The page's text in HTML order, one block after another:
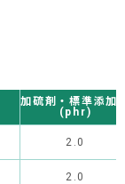
加硫剤・標準添加量
(phr)
2.0
2.0